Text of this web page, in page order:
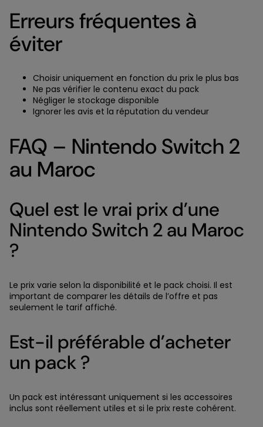
Erreurs fréquentes à
éviter
Choisir uniquement en fonction du prix le plus bas
Ne pas vérifier le contenu exact du pack
Négliger le stockage disponible
Ignorer les avis et la réputation du vendeur
FAQ – Nintendo Switch 2
au Maroc
Quel est le vrai prix d’une
Nintendo Switch 2 au Maroc
?
Le prix varie selon la disponibilité et le pack choisi. Il est
important de comparer les détails de l’offre et pas
seulement le tarif affiché.
Est-il préférable d’acheter
un pack ?
Un pack est intéressant uniquement si les accessoires
inclus sont réellement utiles et si le prix reste cohérent.